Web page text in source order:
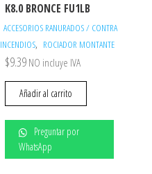
K8.0 BRONCE FU1LB
ACCESORIOS RANURADOS / CONTRA
INCENDIOS, ROCIADOR MONTANTE
$9.39 NO incluye IVA
Añadir al carrito
Preguntar por
WhatsApp